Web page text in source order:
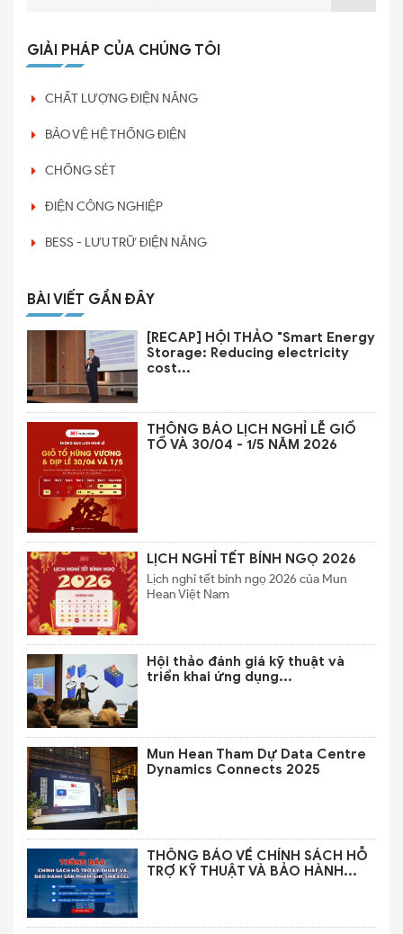
GIẢI PHÁP CỦA CHÚNG TÔI
CHẤT LƯỢNG ĐIỆN NĂNG
BẢO VỆ HỆ THỐNG ĐIỆN
CHỐNG SÉT
ĐIỆN CÔNG NGHIỆP
BESS - LƯU TRỮ ĐIỆN NĂNG
BÀI VIẾT GẦN ĐÂY
[RECAP] HỘI THẢO "Smart Energy
Storage: Reducing electricity
cost...
THÔNG BÁO LỊCH NGHỈ LỄ GIỔ
TỔ VÀ 30/04 - 1/5 NĂM 2026
LỊCH NGHỈ TẾT BÍNH NGỌ 2026
Lịch nghỉ tết bính ngọ 2026 của Mun
Hean Việt Nam
Hội thảo đánh giá kỹ thuật và
triển khai ứng dụng...
Mun Hean Tham Dự Data Centre
Dynamics Connects 2025
THÔNG BÁO VỀ CHÍNH SÁCH HỖ
TRỢ KỸ THUẬT VÀ BẢO HÀNH...